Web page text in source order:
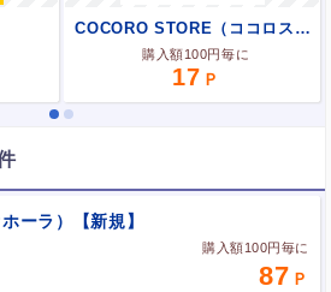
COCORO STORE（ココロストア）
購入額100円毎に
17
京王ネットショッピング
購入額100円毎に
15
ショップジャパン
購入額100円毎に
24
ア Panasonic Store Plus（パナソニック ストア プラス）
購入額100円毎に
9
ア コロムビアミュージックショップ
購入額100円毎に
19
集英社 HAPPY PLUS STORE（ハッピープラスストア）
購入額100円毎に
18
ップ ISETAN BEAUTY online
購入額100円毎に
6
日比谷花壇
購入額100円毎に
30
】 JAL 【国内線航空券】
国内線の航空券購入(個人運賃)で
310
ーラ）【新規】
購入額100円毎に
87